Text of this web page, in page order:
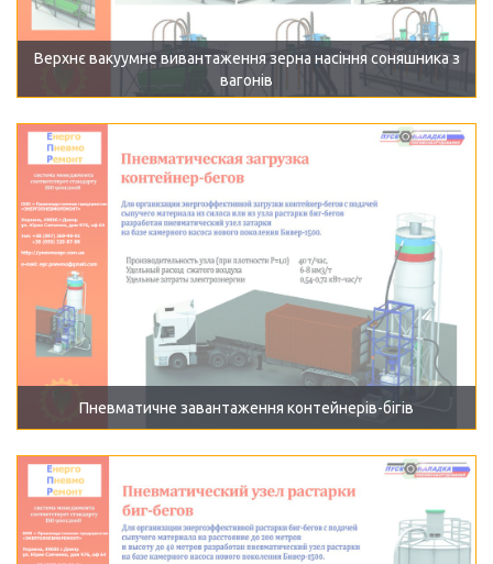
Верхнє вакуумне вивантаження зерна насіння соняшника з
вагонів
Пневматичне завантаження контейнерів-бігів